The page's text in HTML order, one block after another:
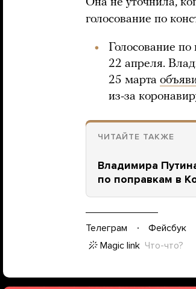
Она не уточнила,
голосование по
Голосование
22 апреля.
25 марта
из-за
ЧИТАЙТЕ ТАКЖЕ
Владимира
по поправкам в
Телеграм Фейсбук
Magic link Что-что?